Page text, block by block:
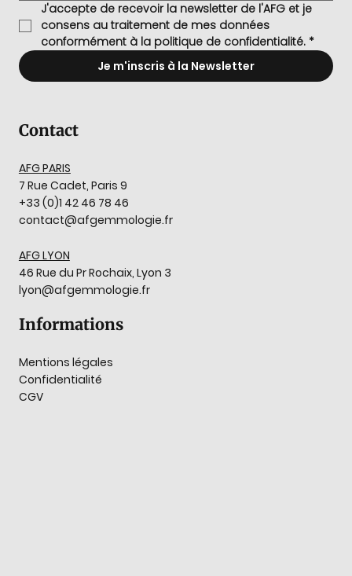
J'accepte de recevoir la newsletter de l'AFG et je
consens au traitement de mes données
conformément à la politique de confidentialité. *
Je m'inscris à la Newsletter
Informations
Mentions légales
Confidentialité
CGV
Contact
AFG PARIS
7 Rue Cadet, Paris 9
+33 (0)1 42 46 78 46
contact@afgemmologie.fr
AFG LYON
46 Rue du Pr Rochaix, Lyon 3
lyon@afgemmologie.fr